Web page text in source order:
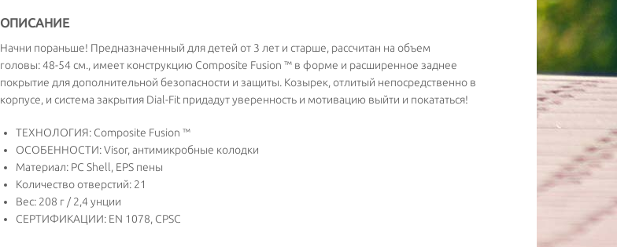
ОПИСАНИЕ
Начни пораньше! Предназначенный для детей от 3 лет и старше, рассчитан на объем
головы: 48-54 см., имеет конструкцию Composite Fusion ™ в форме и расширенное заднее
покрытие для дополнительной безопасности и защиты. Козырек, отлитый непосредственно в
корпусе, и система закрытия Dial-Fit придадут уверенность и мотивацию выйти и покататься!
ТЕХНОЛОГИЯ: Composite Fusion ™
ОСОБЕННОСТИ: Visor, антимикробные колодки
Материал: PC Shell, EPS пены
Количество отверстий: 21
Вес: 208 г / 2,4 унции
СЕРТИФИКАЦИИ: EN 1078, CPSC